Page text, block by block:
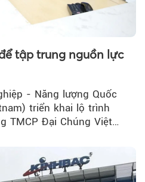
tập trung nguồn lực
- Năng lượng Quốc
triển khai lộ trình
TMCP Đại Chúng Việt